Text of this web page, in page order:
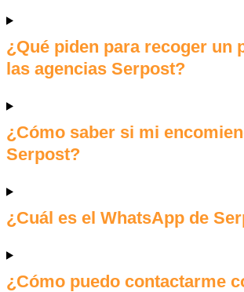
¿Qué piden para recoger un
las agencias Serpost?
¿Cómo saber si mi
Serpost?
¿Cuál es el WhatsApp de
¿Cómo puedo contactarme